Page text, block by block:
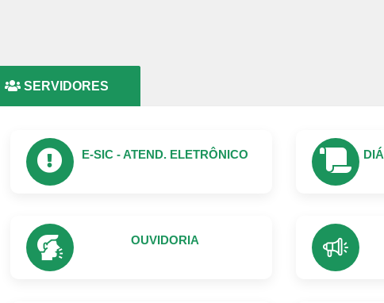
SERVIDORES
E-SIC - ATEND. ELETRÔNICO
OUVIDORIA